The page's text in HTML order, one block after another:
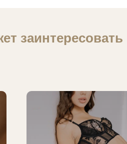
заинтересовать